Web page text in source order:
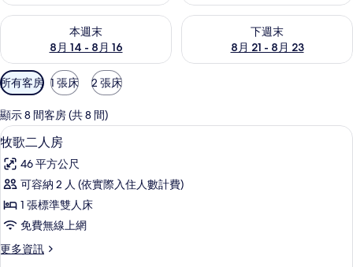
本週末
8月 14 - 8月 16
查看本週末 (8月 14 - 8月 16) 的供應情況
下週末
8月 21 - 8月 23
查看下週末 (8月 21 - 8月 23)
可
用
的
客
房
篩
選
條
所有客房 1 張床 2 張床
顯示 8 間客房 (共 8 間)
顯
示
牧
歌
二
人
房
牧歌二人房 | 迷你吧、客房內保險箱、
4
牧歌二人房
46 平方公尺
可容納 2 人 (依實際入住人數計費)
1 張標準雙人床
免費無線上網
更多資訊
更